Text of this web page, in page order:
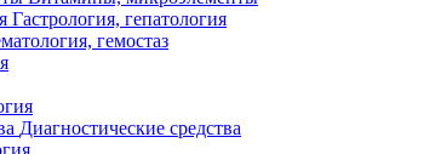
Гастрология, гепатология
гемостаз
Диагностические средства